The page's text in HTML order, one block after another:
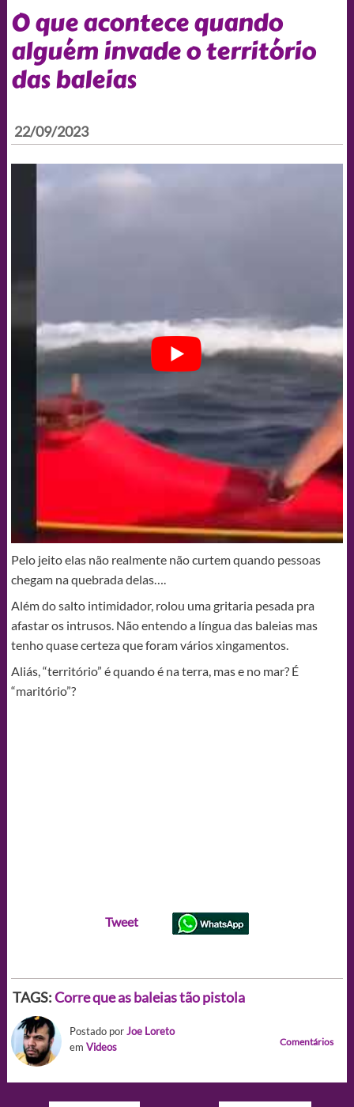
O que acontece quando
alguém invade o território
das baleias
22/09/2023
Pelo jeito elas não realmente não curtem quando pessoas
chegam na quebrada delas….
Além do salto intimidador, rolou uma gritaria pesada pra
afastar os intrusos. Não entendo a língua das baleias mas
tenho quase certeza que foram vários xingamentos.
Aliás, “território” é quando é na terra, mas e no mar? É
“maritório”?
Tweet
TAGS:Corre que as baleias tão pistola
Postado porJoe Loreto
em Videos Comentários